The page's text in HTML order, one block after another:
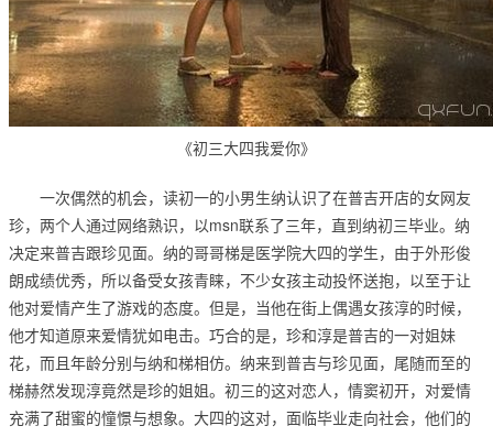
《初三大四我爱你》
一次偶然的机会，读初一的小男生纳认识了在普吉开店的女网友
珍，两个人通过网络熟识，以msn联系了三年，直到纳初三毕业。纳
决定来普吉跟珍见面。纳的哥哥梯是医学院大四的学生，由于外形俊
朗成绩优秀，所以备受女孩青睐，不少女孩主动投怀送抱，以至于让
他对爱情产生了游戏的态度。但是，当他在街上偶遇女孩淳的时候，
他才知道原来爱情犹如电击。巧合的是，珍和淳是普吉的一对姐妹
花，而且年龄分别与纳和梯相仿。纳来到普吉与珍见面，尾随而至的
梯赫然发现淳竟然是珍的姐姐。初三的这对恋人，情窦初开，对爱情
充满了甜蜜的憧憬与想象。大四的这对，面临毕业走向社会，他们的